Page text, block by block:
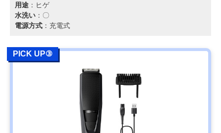
用途 ：ヒゲ
水洗い ：〇
電源方式 ：充電式
PICK UP③